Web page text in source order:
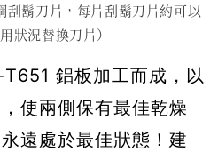
刮鬍刀片，每片刮鬍刀片約可以
狀況替換刀片）
鋁板加工而成，以
使兩側保有最佳乾燥
遠處於最佳狀態！建